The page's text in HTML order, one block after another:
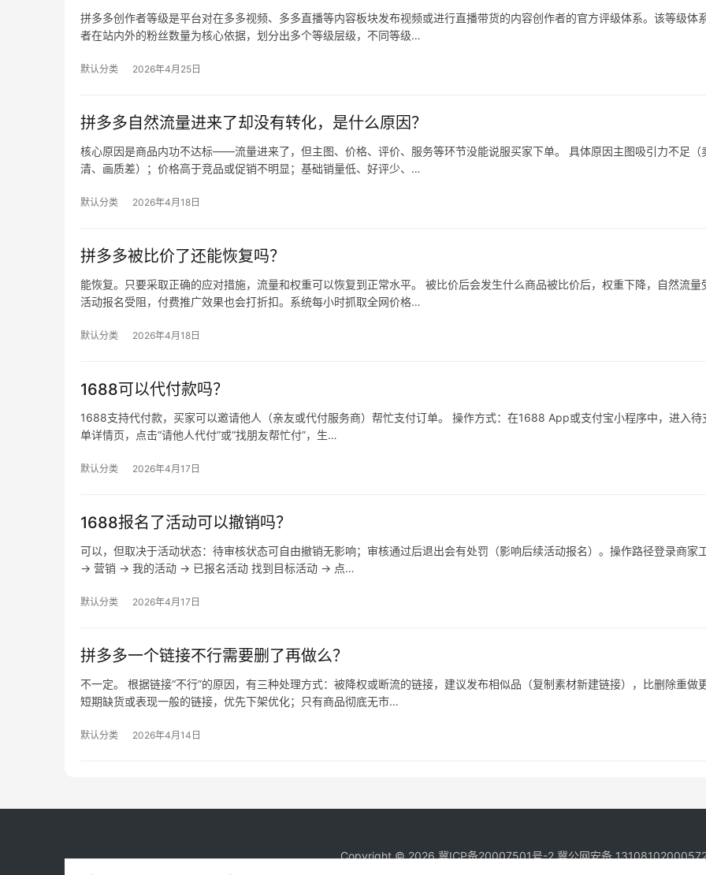
拼多多创作者等级是平台对在多多视频、多多直播等内容板块发布视频或进行直播带货的内容创作者的官方评级体系。该等级体
者在站内外的粉丝数量为核心依据，划分出多个等级层级，不同等级…
默认分类 2026年4月25日
拼多多自然流量进来了却没有转化，是什么原因？
核心原因是商品内功不达标——流量进来了，但主图、价格、评价、服务等环节没能说服买家下单。 具体原因主图吸引力不足（
清、画质差）；价格高于竞品或促销不明显；基础销量低、好评少、…
默认分类 2026年4月18日
拼多多被比价了还能恢复吗？
能恢复。只要采取正确的应对措施，流量和权重可以恢复到正常水平。 被比价后会发生什么商品被比价后，权重下降，自然流量
活动报名受阻，付费推广效果也会打折扣。系统每小时抓取全网价格…
默认分类 2026年4月18日
1688可以代付款吗？
1688支持代付款，买家可以邀请他人（亲友或代付服务商）帮忙支付订单。 操作方式：在1688 App或支付宝小程序中，进入待
单详情页，点击“请他人代付”或“找朋友帮忙付”，生…
默认分类 2026年4月17日
1688报名了活动可以撤销吗？
可以，但取决于活动状态：待审核状态可自由撤销无影响；审核通过后退出会有处罚（影响后续活动报名）。操作路径登录商家
→ 营销 → 我的活动 → 已报名活动 找到目标活动 → 点…
默认分类 2026年4月17日
拼多多一个链接不行需要删了再做么？
不一定。 根据链接“不行”的原因，有三种处理方式：被降权或断流的链接，建议发布相似品（复制素材新建链接），比删除重做更
短期缺货或表现一般的链接，优先下架优化；只有商品彻底无市…
默认分类 2026年4月14日
Copyright © 2026冀ICP备20007501号-2 冀公网安备